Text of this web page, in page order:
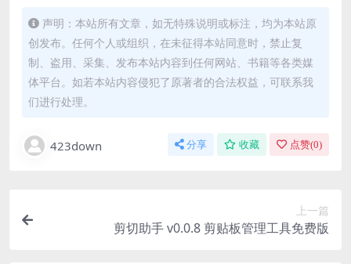
声明：本站所有文章，如无特殊说明或标注，均为本站原
创发布。任何个人或组织，在未征得本站同意时，禁止复
制、盗用、采集、发布本站内容到任何网站、书籍等各类媒
体平台。如若本站内容侵犯了原著者的合法权益，可联系我
们进行处理。
423down 分享 收藏 点赞(0)
上一篇
剪切助手 v0.0.8 剪贴板管理工具免费版